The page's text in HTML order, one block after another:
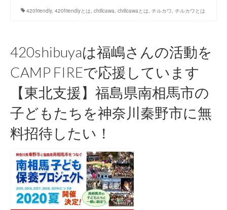
420friendly, 420friendlyとは chillcawa chillcawaとは チルカワ チルカワとは
420shibuyaは福嶋さんの活動を
CAMP FIREで応援しています
【東北支援】福島県南相馬市の
子どもたちを神奈川秦野市に無
料招待したい！